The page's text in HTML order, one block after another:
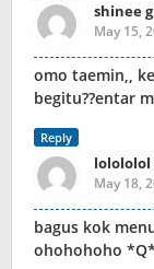
shinee
May 15,
omo taemin,,
begitu??entar
Reply
lolololol
May 18,
bagus kok
ohohohoho